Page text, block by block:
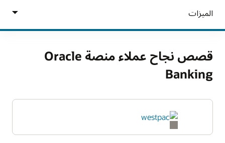
قصص نجاح عملاء منصة Oracle
Banking